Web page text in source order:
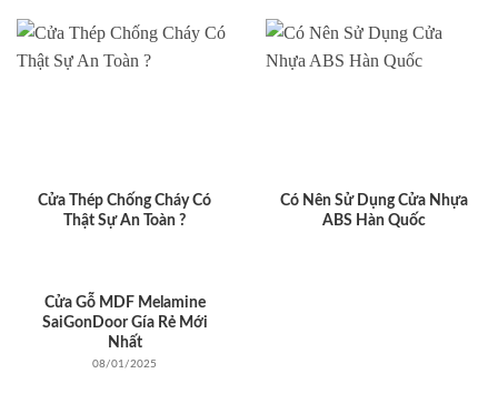
Cửa Thép Chống Cháy Có
Thật Sự An Toàn ?
Có Nên Sử Dụng Cửa Nhựa
ABS Hàn Quốc
Cửa Gỗ MDF Melamine
SaiGonDoor Gía Rẻ Mới
Nhất
08/01/2025